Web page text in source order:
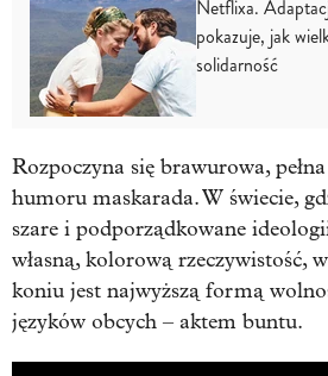
Netflixa.
pokazuje, jak
solidarność
Rozpoczyna się brawurowa,
humoru maskarada. W świecie,
szare i podporządkowane
własną, kolorową rzeczywistość,
koniu jest najwyższą formą
języków obcych – aktem buntu.